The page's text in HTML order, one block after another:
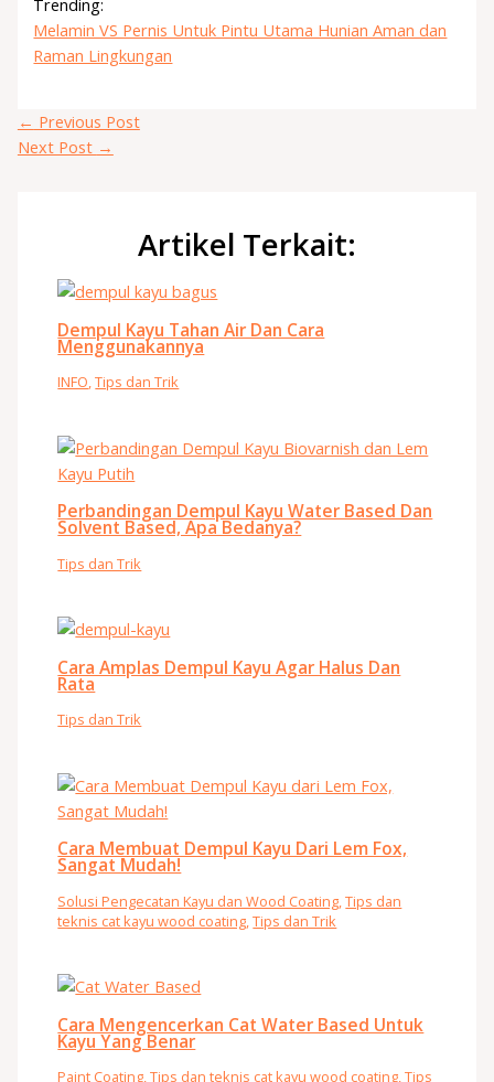
Trending:
Melamin VS Pernis Untuk Pintu Utama Hunian Aman dan
Raman Lingkungan
← Previous Post
Next Post →
Artikel Terkait:
Dempul Kayu Tahan Air Dan Cara
Menggunakannya
INFO,Tips dan Trik
Perbandingan Dempul Kayu Water Based Dan
Solvent Based, Apa Bedanya?
Tips dan Trik
Cara Amplas Dempul Kayu Agar Halus Dan
Rata
Tips dan Trik
Cara Membuat Dempul Kayu Dari Lem Fox,
Sangat Mudah!
Solusi Pengecatan Kayu dan Wood Coating,Tips dan
teknis cat kayu wood coating,Tips dan Trik
Cara Mengencerkan Cat Water Based Untuk
Kayu Yang Benar
Paint Coating,Tips dan teknis cat kayu wood coating,Tips